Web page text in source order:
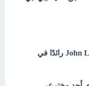
John رائدًا في